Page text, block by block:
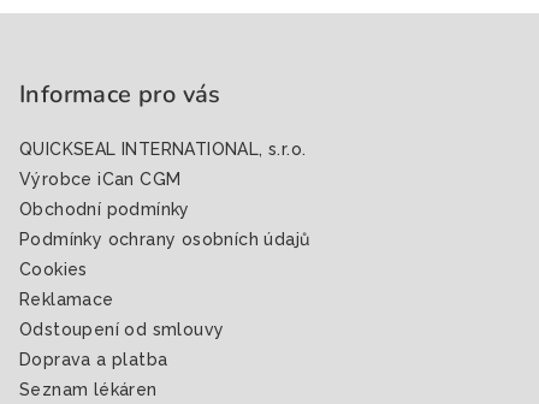
Informace pro vás
QUICKSEAL INTERNATIONAL, s.r.o.
Výrobce iCan CGM
Obchodní podmínky
Podmínky ochrany osobních údajů
Cookies
Reklamace
Odstoupení od smlouvy
Doprava a platba
Seznam lékáren